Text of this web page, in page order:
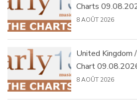
Charts
8 AOÛT 2026
United Kingdom
Chart
8 AOÛT 2026